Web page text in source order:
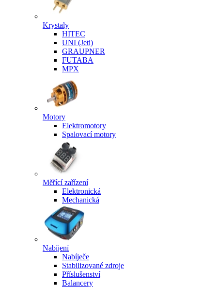
Krystaly
HITEC
UNI (Jeti)
GRAUPNER
FUTABA
MPX
Motory
Elektromotory
Spalovací motory
Měřící zařízení
Elektronická
Mechanická
Nabíjení
Nabíječe
Stabilizované zdroje
Příslušenství
Balancery